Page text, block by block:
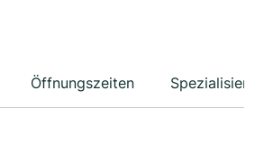
Öffnungszeiten